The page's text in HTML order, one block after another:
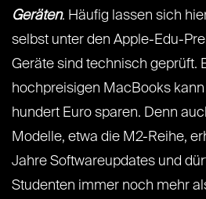
Geräten. Häufig lassen sich
selbst unter den Apple-Edu-
Geräte sind technisch geprüft.
hochpreisigen MacBooks
hundert Euro sparen. Denn
Modelle, etwa die M2-Reihe,
Jahre Softwareupdates und
Studenten immer noch mehr